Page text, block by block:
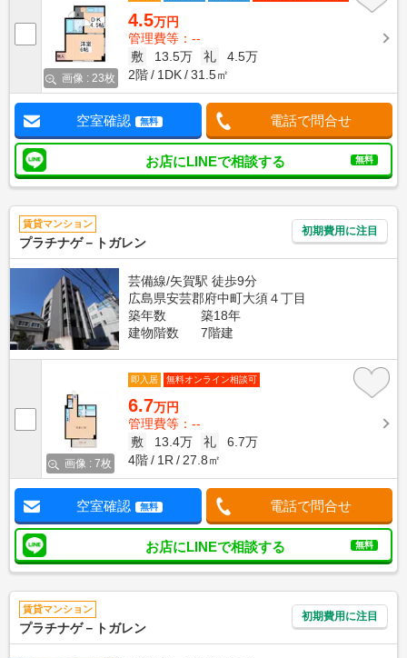
画像 : 23枚
4.5万円
管理費等：--
敷
13.5万 礼
4.5万
2階
1DK 31.5㎡
空室確認 無料 電話で問合せ
お店にLINEで相談する 無料
賃貸マンション
プラチナゲ－トガレン
初期費用に注目
芸備線/矢賀駅 徒歩9分
広島県安芸郡府中町大須４丁目
築年数
築18年
建物階数
7階建
画像 : 7枚
即入居 無料オンライン相談可
6.7万円
管理費等：--
敷
13.4万 礼
6.7万
4階
1R 27.8㎡
空室確認 無料 電話で問合せ
お店にLINEで相談する 無料
賃貸マンション
プラチナゲ－トガレン
初期費用に注目